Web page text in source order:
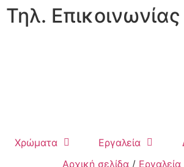
Τηλ.
Χρώματα Εργαλεία
Αρχική σελίδα / Εργαλεία